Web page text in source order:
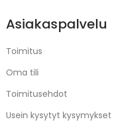
Asiakaspalvelu
Toimitus
Oma tili
Toimitusehdot
Usein kysytyt kysymykset